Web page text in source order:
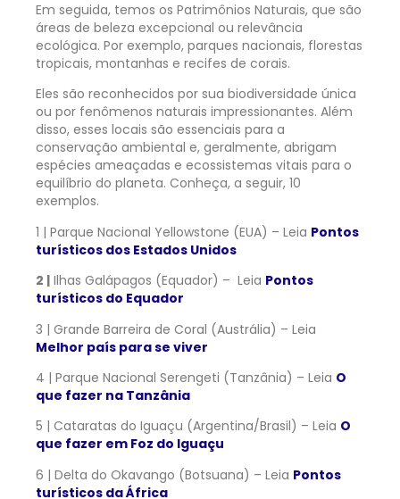
Em seguida, temos os Patrimônios Naturais, que são
áreas de beleza excepcional ou relevância
ecológica. Por exemplo, parques nacionais, florestas
tropicais, montanhas e recifes de corais.
Eles são reconhecidos por sua biodiversidade única
ou por fenômenos naturais impressionantes. Além
disso, esses locais são essenciais para a
conservação ambiental e, geralmente, abrigam
espécies ameaçadas e ecossistemas vitais para o
equilíbrio do planeta. Conheça, a seguir, 10
exemplos.
1 | Parque Nacional Yellowstone (EUA) – Leia Pontos
turísticos dos Estados Unidos
2 | Ilhas Galápagos (Equador) – Leia Pontos
turísticos do Equador
3 | Grande Barreira de Coral (Austrália) – Leia
Melhor país para se viver
4 | Parque Nacional Serengeti (Tanzânia) – Leia O
que fazer na Tanzânia
5 | Cataratas do Iguaçu (Argentina/Brasil) – Leia O
que fazer em Foz do Iguaçu
6 | Delta do Okavango (Botsuana) – Leia Pontos
turísticos da África